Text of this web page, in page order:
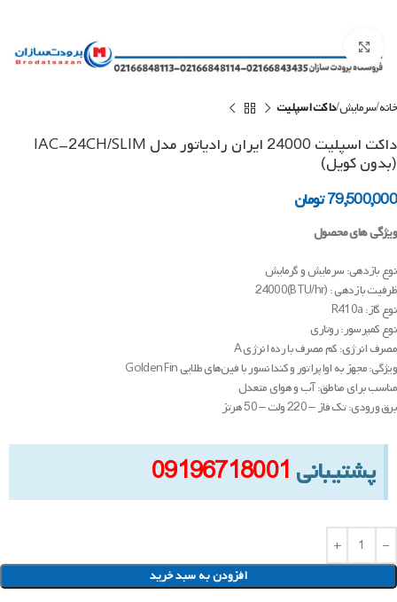
خانهسرمایشداکت اسپلیت
داکت اسپلیت 24000 ایران رادیاتور مدل IAC-24CH/SLIM
(بدون کویل)
79,500,000تومان
ویژگی های محصول
نوع بازدهی: سرمایش و گرمایش
ظرفیت بازدهی : (BTU/hr)24000
نوع گاز: R410a
نوع کمپرسور: روتاری
مصرف انرژی: کم مصرف با رده انرژی A
ویژگی: مجهز به اواپراتور و کندانسور با فین‌های طلایی Golden Fin
مناسب برای مناطق: آب و هوای متعدل
برق ورودی: تک فاز – 220 ولت – 50 هرتز
پشتیبانی 09196718001
افزودن به سبد خرید